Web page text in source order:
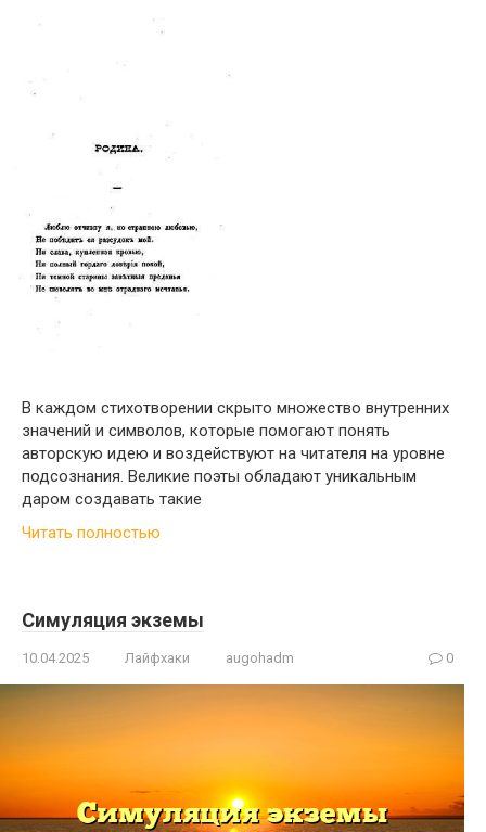
В каждом стихотворении скрыто множество внутренних
значений и символов, которые помогают понять
авторскую идею и воздействуют на читателя на уровне
подсознания. Великие поэты обладают уникальным
даром создавать такие
Читать полностью
Симуляция экземы
10.04.2025 Лайфхаки augohadm 0